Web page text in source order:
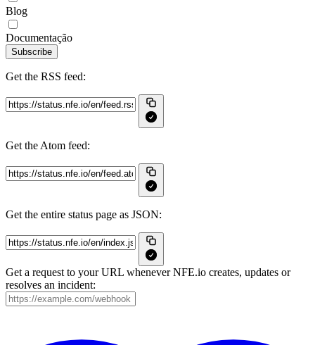
Blog
Documentação
Subscribe
Get the RSS feed:
Get the Atom feed:
Get the entire status page as JSON:
Get a request to your URL whenever NFE.io creates, updates or
resolves an incident: